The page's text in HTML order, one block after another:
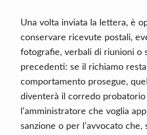
Una volta inviata la lettera, è
conservare ricevute postali,
fotografie, verbali di riunioni o
precedenti: se il richiamo
comportamento prosegue,
diventerà il corredo
l’amministratore che voglia
sanzione o per l’avvocato che,